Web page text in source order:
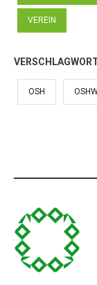
VEREIN
OSH